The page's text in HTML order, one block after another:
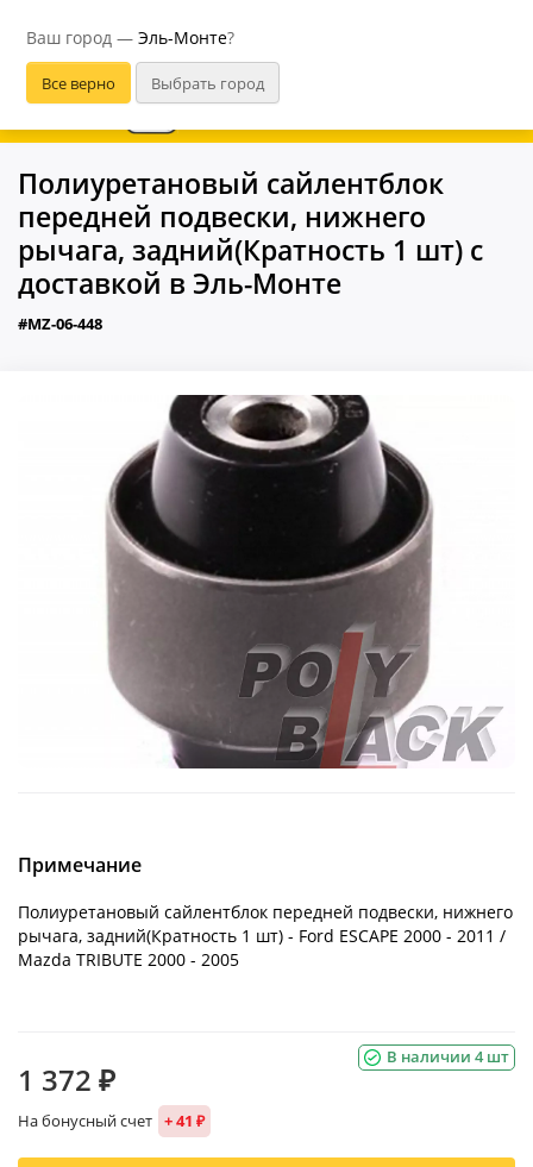
Ваш город — Эль-Монте?
В приложении удобнее
Полиуретановый сайлентблок
передней подвески, нижнего
рычага, задний(Кратность 1 шт) с
доставкой в Эль-Монте
#MZ-06-448
Примечание
Полиуретановый сайлентблок передней подвески, нижнего
рычага, задний(Кратность 1 шт) - Ford ESCAPE 2000 - 2011 /
Mazda TRIBUTE 2000 - 2005
В наличии 4 шт
1 372 ₽
На бонусный счет + 41 ₽